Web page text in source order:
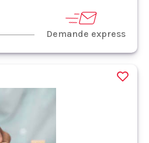
Demande express